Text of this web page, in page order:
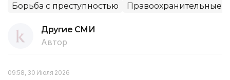
Борьба с преступностью Правоохранительные
Другие СМИ
Автор
09:58, 30 Июля 2026